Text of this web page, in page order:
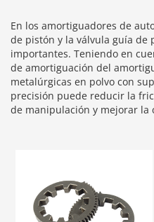
En los amortiguadores de
de pistón y la válvula guía de
importantes. Teniendo en
de amortiguación del
metalúrgicas en polvo con
precisión puede reducir la
de manipulación y mejorar la